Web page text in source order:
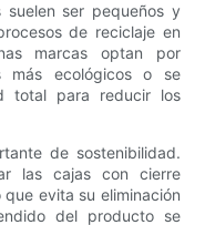
suelen ser pequeños y
de reciclaje en
marcas optan por
más ecológicos o se
total para reducir los
de sostenibilidad.
las cajas con cierre
evita su eliminación
del producto se